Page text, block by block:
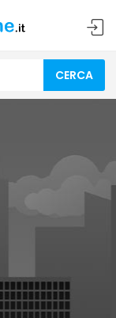
CERCA